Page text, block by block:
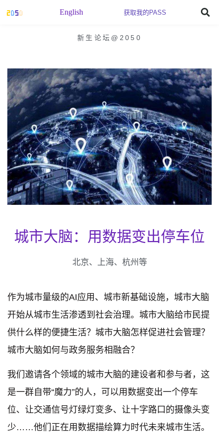
English 获取我的PASS
新生论坛@2050
城市大脑：用数据变出停车位
北京、上海、杭州等
作为城市量级的AI应用、城市新基础设施，城市大脑
开始从城市生活渗透到社会治理。城市大脑给市民提
供什么样的便捷生活？城市大脑怎样促进社会管理？
城市大脑如何与政务服务相融合？
我们邀请各个领域的城市大脑的建设者和参与者，这
是一群自带“魔力”的人，可以用数据变出一个停车
位、让交通信号灯绿灯变多、让十字路口的摄像头变
少……他们正在用数据描绘算力时代未来城市生活。